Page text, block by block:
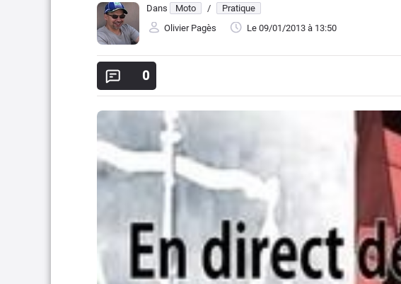
Dans Moto /
Pratique
Olivier Pagès
Le 09/01/2013 à 13:50
0